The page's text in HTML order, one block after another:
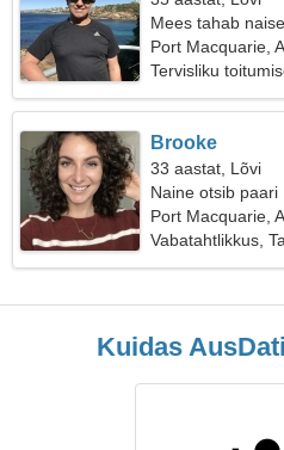
Mees tahab
Port Macquarie,
Tervisliku
Brooke
33 aastat, Lõvi
Naine otsib paari
Port Macquarie,
Vabatahtlikkus,
Kuidas